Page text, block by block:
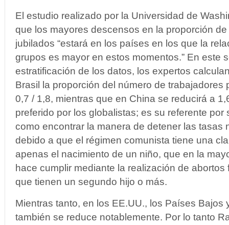
El estudio realizado por la Universidad de
que los mayores descensos en la proporción
jubilados “estará en los países en los que la
grupos es mayor en estos momentos.” En este
estratificación de los datos, los expertos
Brasil la proporción del número de trabajadores
0,7 / 1,8, mientras que en China se reducirá a
preferido por los globalistas; es su referente por
como encontrar la manera de detener las tasas
debido a que el régimen comunista tiene una
apenas el nacimiento de un niño, que en la
hace cumplir mediante la realización de
que tienen un segundo hijo o más.
Mientras tanto, en los EE.UU., los Países Bajos
también se reduce notablemente. Por lo tanto